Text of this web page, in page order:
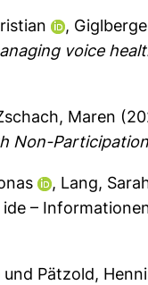
,
voice
Maren
Non-
, Lang,
ide –
und Pätzold,